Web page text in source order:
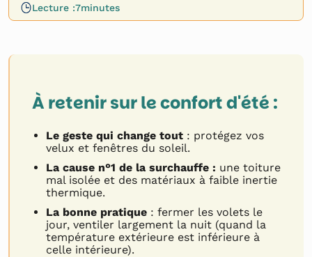
Lecture :7minutes
À retenir sur le confort d'été :
Le geste qui change tout : protégez vos
velux et fenêtres du soleil.
La cause n°1 de la surchauffe : une toiture
mal isolée et des matériaux à faible inertie
thermique.
La bonne pratique : fermer les volets le
jour, ventiler largement la nuit (quand la
température extérieure est inférieure à
celle intérieure).